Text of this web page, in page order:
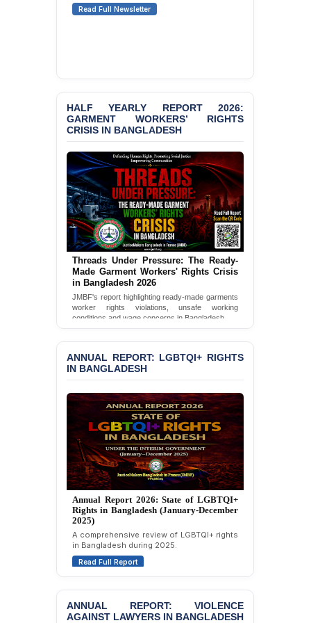
Senior Lawyer Rezaul
Karim & Zahurul Islam
‘Special Directive’ on
Politically Motivated
Shown Arrests
PRESS RELEASE: JMBF
LGBTQI+ Rights in
Bangladesh 2026
PRESS RELEASE: JMBF
Releases 2024 Annual
Report on the State of
LGBTQI+ Rights in
Bangladesh
BANGLADESH ALERT:
JMBF Deeply Concerned
and Strongly Condemns
the Death of Durjoy
Bazar
Strongly Condemns
Politically Motivated
Attempted Murder Case
Against 14 Lawyers and 7
Journalists in Dhaka
JOINT STATEMENT:
Condemning Politically
Motivated Exclusion,
Intimidation, and
Interference in the
Democratic Governance
of the Legal Profession in
Bangladesh
Dismissal of Two
University Teachers on
Read Full Newsletter
HALF YEARLY REPORT 2026:
GARMENT WORKERS’ RIGHTS
CRISIS IN BANGLADESH
Threads Under Pressure: The Ready-
Made Garment Workers' Rights Crisis
in Bangladesh 2026
JMBF's report highlighting ready-made garments
worker rights violations, unsafe working
conditions and wage concerns in Bangladesh.
ANNUAL REPORT: LGBTQI+ RIGHTS
IN BANGLADESH
Annual Report 2025: State of LGBTQI+
Rights in Bangladesh (January-December
2024)
Overview of LGBTQI+ rights conditions in
Bangladesh during 2024.
Read Full Report
ANNUAL REPORT: VIOLENCE
AGAINST LAWYERS IN BANGLADESH